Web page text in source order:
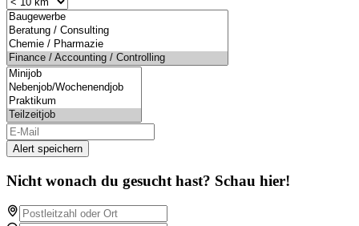
Alert speichern
Nicht wonach du gesucht hast? Schau hier!